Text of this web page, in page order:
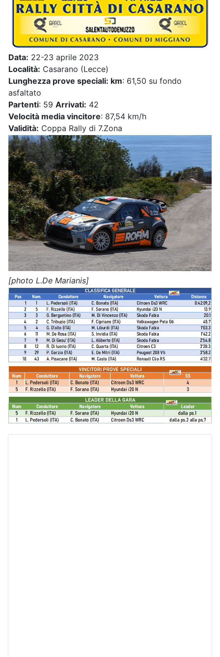
Data: 22-23 aprile 2023
Località: Casarano (Lecce)
Lunghezza prove speciali: km: 61,50 su fondo
asfaltato
Partenti: 59 Arrivati: 42
Velocità media vincitore: 87,54 km/h
Validità: Coppa Rally di 7.Zona
[photo L.De Marianis]